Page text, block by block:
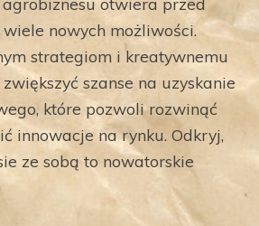
nowych możliwości.
strategiom i kreatywnemu
szanse na uzyskanie
które pozwoli rozwinąć
innowacje na rynku. Odkryj,
ze sobą to nowatorskie